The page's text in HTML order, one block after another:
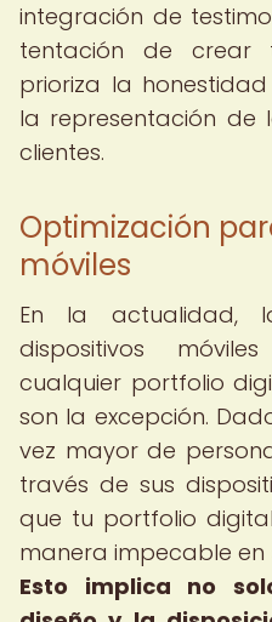
integración de
tentación de crear
prioriza la
la representación de
clientes.
Optimización
móviles
En la actualidad,
dispositivos
cualquier portfolio
son la excepción.
vez mayor de
través de sus
que tu portfolio
manera impecable
Esto implica no